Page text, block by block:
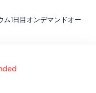
ム1日目オンデマンドオー